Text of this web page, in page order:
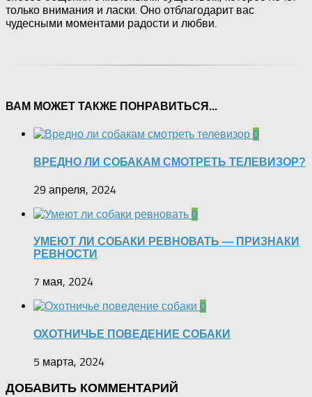
только внимания и ласки. Оно отблагодарит вас
чудесными моментами радости и любви.
ВАМ МОЖЕТ ТАКЖЕ ПОНРАВИТЬСЯ...
0
ВРЕДНО ЛИ СОБАКАМ СМОТРЕТЬ ТЕЛЕВИЗОР?
29 апреля, 2024
0
УМЕЮТ ЛИ СОБАКИ РЕВНОВАТЬ — ПРИЗНАКИ
РЕВНОСТИ
7 мая, 2024
0
ОХОТНИЧЬЕ ПОВЕДЕНИЕ СОБАКИ
5 марта, 2024
ДОБАВИТЬ КОММЕНТАРИЙ